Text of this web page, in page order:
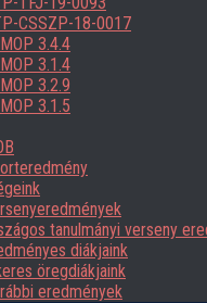
CSSZP-18-0017
3.4.4
3.1.4
3.2.9
3.1.5
tanulmányi verseny
diákjaink
öregdiákjaink
eredmények